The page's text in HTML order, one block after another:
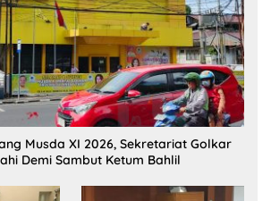
Musda XI 2026, Sekretariat Golkar
Demi Sambut Ketum Bahlil